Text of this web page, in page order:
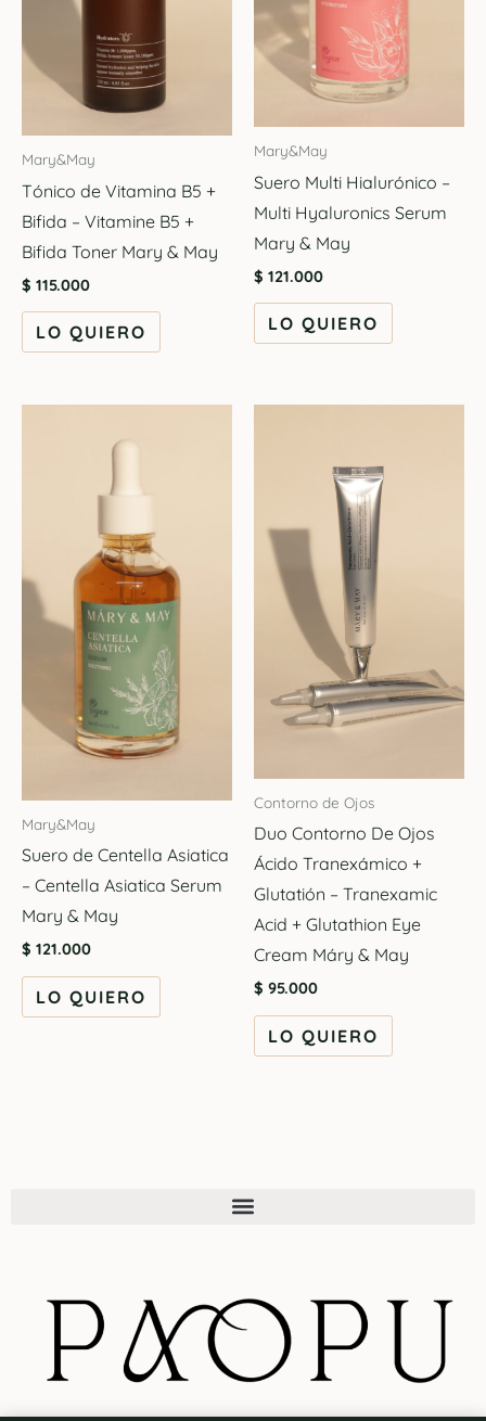
Mary&May
Tónico de Vitamina B5 +
Bifida – Vitamine B5 +
Bifida Toner Mary & May
$ 115.000
LO QUIERO
Mary&May
Suero Multi Hialurónico –
Multi Hyaluronics Serum
Mary & May
$ 121.000
LO QUIERO
Mary&May
Suero de Centella Asiatica
– Centella Asiatica Serum
Mary & May
$ 121.000
LO QUIERO
Contorno de Ojos
Duo Contorno De Ojos
Ácido Tranexámico +
Glutatión – Tranexamic
Acid + Glutathion Eye
Cream Máry & May
$ 95.000
LO QUIERO